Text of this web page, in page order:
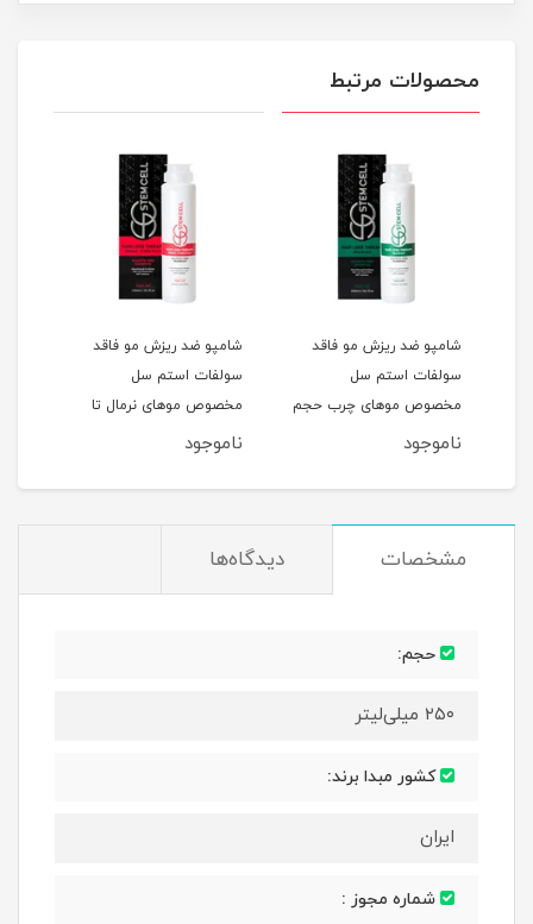
محصولات مرتبط
شامپو ضد ریزش مو فاقد
سولفات استم سل
مخصوص موهای چرب حجم
250ML
ناموجود
شامپو ضد ریزش مو فاقد
سولفات استم سل
مخصوص موهای نرمال تا
خشک حجم 250ML
ناموجود
مشخصات دیدگاه‌ها
حجم:
۲۵۰ میلی‌لیتر
کشور مبدا برند:
ایران
شماره مجوز :